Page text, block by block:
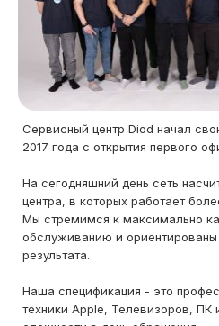
Сервисный центр Diod начал
2017 года с открытия первого
На сегодняшний день сеть
центра, в которых работает
Мы стремимся к максимально
обслуживанию и
результата.
Наша спецификация - это
техники Apple, Телевизоров, ПК